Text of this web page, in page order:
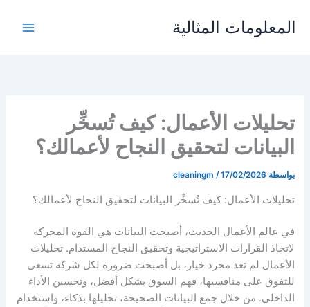
المعلومات المثالية
تحليلات الأعمال: كيف تُسخِّر
البيانات لتحقيق النجاح لأعمالك؟
بواسطة cleaningm /17/02/2026
تحليلات الأعمال: كيف تُسخِّر البيانات لتحقيق النجاح لأعمالك؟
في عالم الأعمال الحديث، أصبحت البيانات هي القوة المحركة
لاتخاذ القرارات الاستراتيجية وتحقيق النجاح المستدام. تحليلات
الأعمال لم تعد مجرد خيار، بل أصبحت ضرورة لكل شركة تسعى
للتفوق على منافسيها، فهم السوق بشكل أفضل، وتحسين الأداء
الداخلي. من خلال جمع البيانات الصحيحة، تحليلها بذكاء، واستخدام